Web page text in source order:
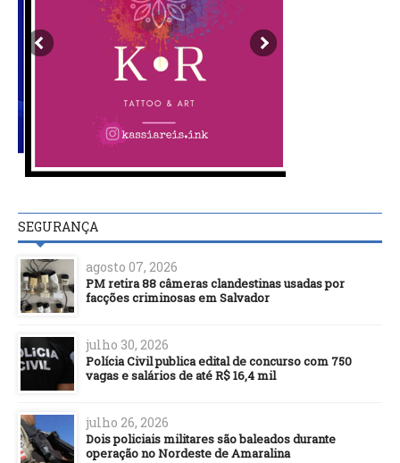
SEGURANÇA
agosto 07, 2026
PM retira 88 câmeras clandestinas usadas por
facções criminosas em Salvador
julho 30, 2026
Polícia Civil publica edital de concurso com 750
vagas e salários de até R$ 16,4 mil
julho 26, 2026
Dois policiais militares são baleados durante
operação no Nordeste de Amaralina